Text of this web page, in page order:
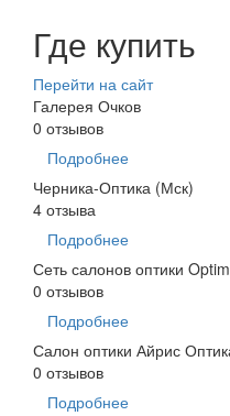
Где купить
Перейти на сайт
Галерея Очков
0 отзывов
Подробнее
Черника-Оптика (Мск)
4 отзыва
Подробнее
Сеть салонов оптики
0 отзывов
Подробнее
Салон оптики Айрис
0 отзывов
Подробнее